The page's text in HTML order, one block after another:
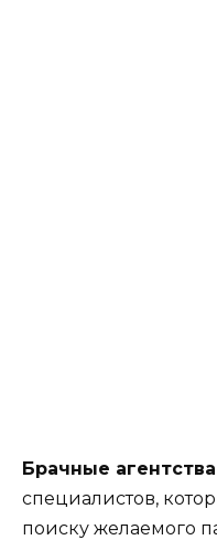
Брачные агентства
специалистов,
поиску желаемого